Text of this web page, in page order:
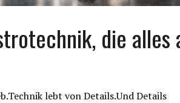
die alles
lebt von Details.Und Details